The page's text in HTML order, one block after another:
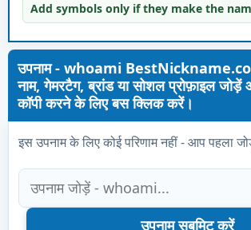
Add symbols only if they make the
उपनाम - whoami
नाम, गेमरटैग, ब्रांड या सोशल प्रोफ़ाइल
कॉपी करने के लिए बस क्लिक करें।
इस उपनाम के लिए कोई परिणाम नहीं - आप पहला